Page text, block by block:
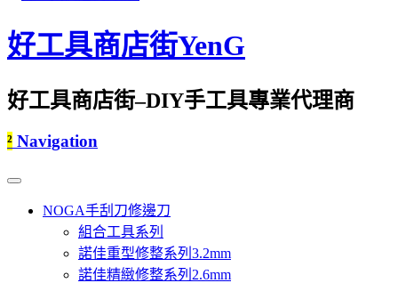
好工具商店街YenG
好工具商店街–DIY手工具專業代理商
² Navigation
NOGA手刮刀修邊刀
組合工具系列
諾佳重型修整系列3.2mm
諾佳精緻修整系列2.6mm